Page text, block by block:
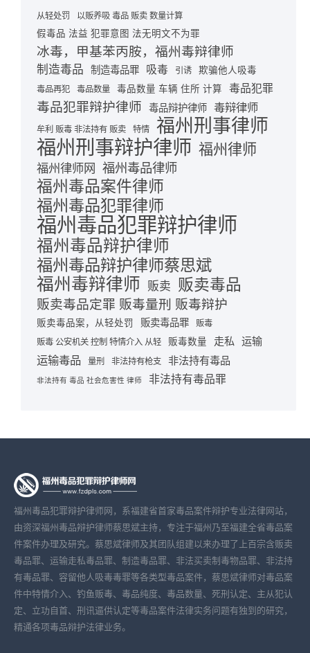
从轻处罚 以贩养吸 毒品 贩卖 数量计算
假毒品 法益 犯罪意图 法无明文不为罪
冰毒，甲基苯丙胺，福州毒辩律师
制造毒品 制造毒品罪 吸毒 引诱 欺骗他人吸毒
毒品再犯 毒品数量 毒品数量 车辆 住所 计算 毒品犯罪
毒品犯罪辩护律师 毒品辩护律师 毒辩律师
牟利 贩毒 非法持有 贩卖 特情 福州刑事律师
福州刑事辩护律师 福州律师
福州律师网 福州毒品律师
福州毒品案件律师
福州毒品犯罪律师
福州毒品犯罪辩护律师
福州毒品辩护律师
福州毒品辩护律师蔡思斌
福州毒辩律师 贩卖 贩卖毒品
贩卖毒品定罪 贩毒量刑 贩毒辩护
贩卖毒品案，从轻处罚 贩卖毒品罪
贩毒
贩毒 公安机关 控制 特情介入 从轻
贩毒数量 走私 运输
运输毒品 量刑 非法持有枪支 非法持有毒品
非法持有 毒品 社会危害性 律师 非法持有毒品罪
福州毒品犯罪辩护律师网，系福建省首家毒品案件辩护专业法律网站，
由资深福州毒品辩护律师蔡思斌主持，专注于福州乃至福建全省毒品案
件案件办理及研究。蔡思斌律师及其团队组建以来办理了上百宗含贩卖
毒品罪、运输走私毒品罪、制造毒品罪、非法买卖制毒物品罪、非法持
有毒品罪、容留他人吸毒毒罪等各类型毒品案件，蔡思斌律师对毒品案
件中特情介入、钓鱼贩毒、毒品纯度、毒品数量、死刑认定、主从犯认
定、立功自首、刑讯逼供认定等毒品案件法律实务问题有独到的研究，
精通各项毒品辩护法律业务。